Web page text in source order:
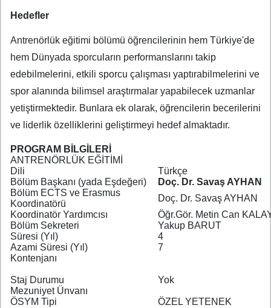
Hedefler
Antrenörlük eğitimi bölümü öğrencilerinin hem Türkiye'de
hem Dünyada sporcuların performanslarını takip
edebilmelerini, etkili sporcu çalışması yaptırabilmelerini ve
spor alanında bilimsel araştırmalar yapabilecek uzmanlar
yetiştirmektedir. Bunlara ek olarak, öğrencilerin becerilerini
ve liderlik özelliklerini geliştirmeyi hedef almaktadır.
PROGRAM BİLGİLERİ
ANTRENÖRLÜK EĞİTİMİ
Dili
Türkçe
Bölüm Başkanı (yada Eşdeğeri)
Doç. Dr. Savaş AYHAN
Bölüm ECTS ve Erasmus
Koordinatörü
Doç. Dr. Savaş AYHAN
Koordinatör Yardımcısı
Öğr.Gör. Metin Can
Bölüm Sekreteri
Yakup BARUT
Süresi (Yıl)
4
Azami Süresi (Yıl)
7
Kontenjanı
Staj Durumu
Yok
Mezuniyet Ünvanı
ÖSYM Tipi
ÖZEL YETENEK